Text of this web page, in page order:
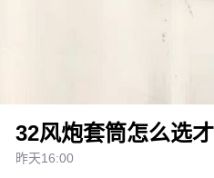
32风炮套筒怎么选才
昨天16:00